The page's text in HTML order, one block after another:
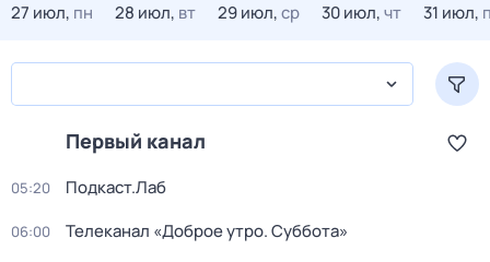
27 июл, пн 28 июл, вт 29 июл,ср 30 июл,чт 31 июл,
Первый канал
05:20 Подкаст.Лаб
06:00 Телеканал «Доброе утро. Суббота»